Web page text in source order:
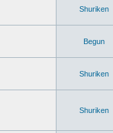
Shuriken
Begun
Shuriken
Shuriken